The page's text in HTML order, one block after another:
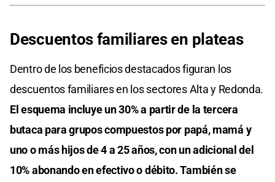
Descuentos familiares en plateas
Dentro de los beneficios destacados figuran los
descuentos familiares en los sectores Alta y Redonda.
El esquema incluye un 30% a partir de la tercera
butaca para grupos compuestos por papá, mamá y
uno o más hijos de 4 a 25 años, con un adicional del
10% abonando en efectivo o débito. También se